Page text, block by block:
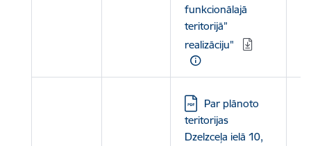
funkcionālajā
teritorijā”
realizāciju"
Lejupielādēt:
Par plānoto
teritorijas
Dzelzceļa ielā 10,